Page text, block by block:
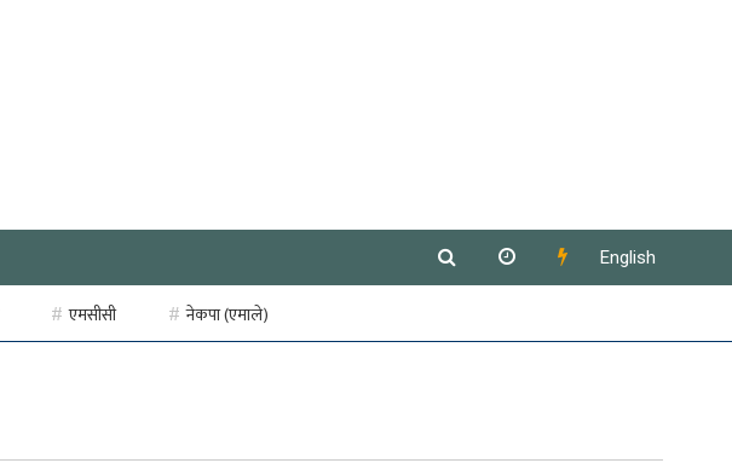
English
एमसीसी नेकपा (एमाले)